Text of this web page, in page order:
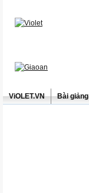
ViOLET.VN Bài giảng